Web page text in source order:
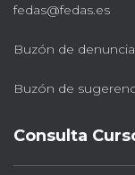
fedas@fedas.es
Buzón de
Buzón de
Consulta